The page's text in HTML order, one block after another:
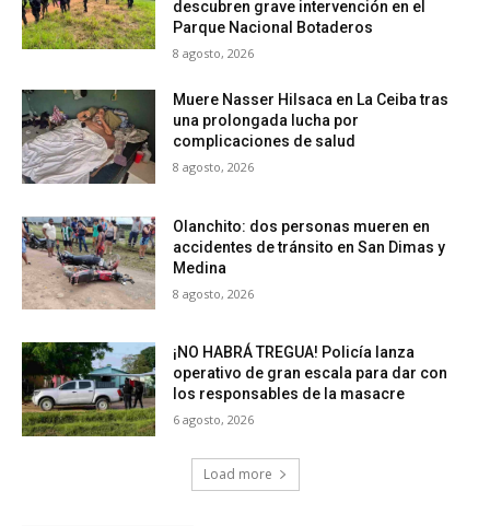
descubren grave intervención en el
Parque Nacional Botaderos
8 agosto, 2026
Muere Nasser Hilsaca en La Ceiba tras
una prolongada lucha por
complicaciones de salud
8 agosto, 2026
Olanchito: dos personas mueren en
accidentes de tránsito en San Dimas y
Medina
8 agosto, 2026
¡NO HABRÁ TREGUA! Policía lanza
operativo de gran escala para dar con
los responsables de la masacre
6 agosto, 2026
Load more